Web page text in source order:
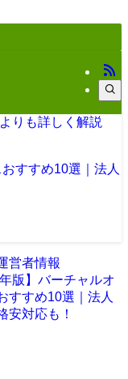
りも詳しく解説
すすめ10選｜法人
営者情報
年版】バーチャルオ
すすめ10選｜法人
安対応も！